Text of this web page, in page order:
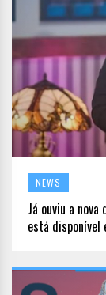
NEWS
Já ouviu a
está disponível